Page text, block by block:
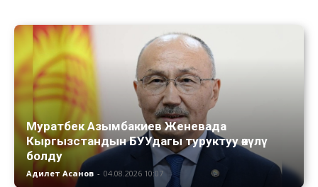
Муратбек Азымбакиев Женевада
Кыргызстандын БУУдагы туруктуу өкүлү
болду
Адилет Асанов - 04.08.2026 10:07